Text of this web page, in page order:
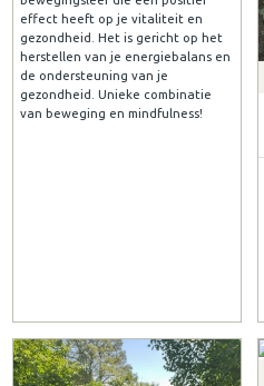
effect heeft op je vitaliteit en
gezondheid. Het is gericht op het
herstellen van je energiebalans en
de ondersteuning van je
gezondheid. Unieke combinatie
van beweging en mindfulness!